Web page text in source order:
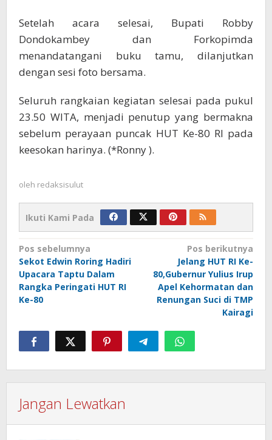
​Setelah acara selesai, Bupati Robby
Dondokambey dan Forkopimda
menandatangani buku tamu, dilanjutkan
dengan sesi foto bersama.
Seluruh rangkaian kegiatan selesai pada pukul
23.50 WITA, menjadi penutup yang bermakna
sebelum perayaan puncak HUT Ke-80 RI pada
keesokan harinya. (*Ronny ).
oleh redaksisulut
Ikuti Kami Pada
Navigasi
pos
Pos sebelumnya
Sekot Edwin Roring Hadiri
Upacara Taptu Dalam
Rangka Peringati HUT RI
Ke-80
Pos berikutnya
Jelang HUT RI Ke-
80,Gubernur Yulius Irup
Apel Kehormatan dan
Renungan Suci di TMP
Kairagi
Jangan Lewatkan